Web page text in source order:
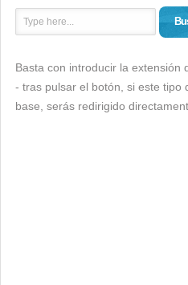
Basta con introducir la extensión
- tras pulsar el botón, si este tipo
base, serás redirigido